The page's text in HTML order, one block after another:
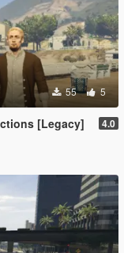
55 5
[Legacy] 4.0